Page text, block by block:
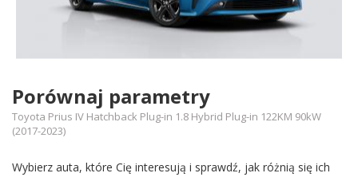
Porównaj parametry
Toyota Prius IV Hatchback Plug-in 1.8 Hybrid Plug-in 122KM 90kW
(2017-2023)
Wybierz auta, które Cię interesują i sprawdź, jak różnią się ich